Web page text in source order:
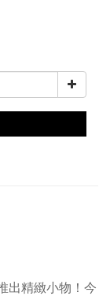
出精緻小物！今